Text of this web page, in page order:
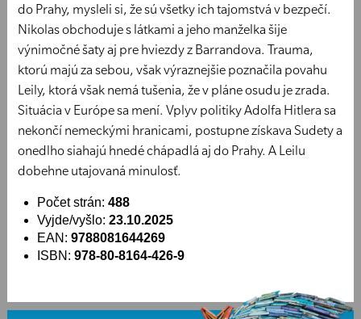
do Prahy, mysleli si, že sú všetky ich tajomstvá v bezpečí.
Nikolas obchoduje s látkami a jeho manželka šije
výnimočné šaty aj pre hviezdy z Barrandova. Trauma,
ktorú majú za sebou, však výraznejšie poznačila povahu
Leily, ktorá však nemá tušenia, že v pláne osudu je zrada.
Situácia v Európe sa mení. Vplyv politiky Adolfa Hitlera sa
nekončí nemeckými hranicami, postupne získava Sudety a
onedlho siahajú hnedé chápadlá aj do Prahy. A Leilu
dobehne utajovaná minulosť.
Počet strán: 488
Vyjde/vyšlo: 23.10.2025
EAN: 9788081644269
ISBN: 978-80-8164-426-9